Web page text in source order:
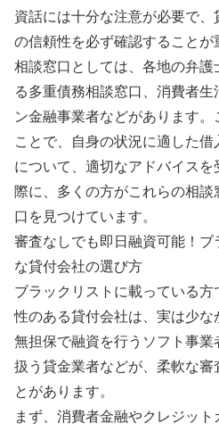
資話には十分な注意が必要で
の信頼性を必ず確認することが
相談窓口としては、各地の弁
る多重債務相談窓口、消費者
ン金融事業者などがあります
ことで、自身の状況に適した
について、適切なアドバイス
際に、多くの方がこれらの相
口を見つけています。
審査なしでも即日融資可能！
な貸付会社の選び方
ブラックリストに載っている
性のある貸付会社は、実は少な
無担保で融資を行うソフト事
扱う貸金業者などが、柔軟な審
とがあります。
まず、消費者金融やクレジッ